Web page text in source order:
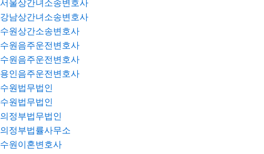
서울상간녀소송변호사
강남상간녀소송변호사
수원상간소송변호사
수원음주운전변호사
수원음주운전변호사
용인음주운전변호사
수원법무법인
수원법무법인
의정부법무법인
의정부법률사무소
수원이혼변호사